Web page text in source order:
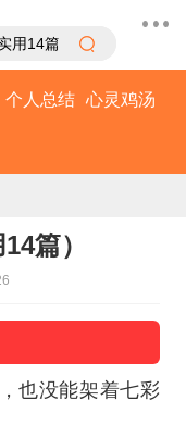
个人总结 心灵鸡汤
篇）
也没能架着七彩